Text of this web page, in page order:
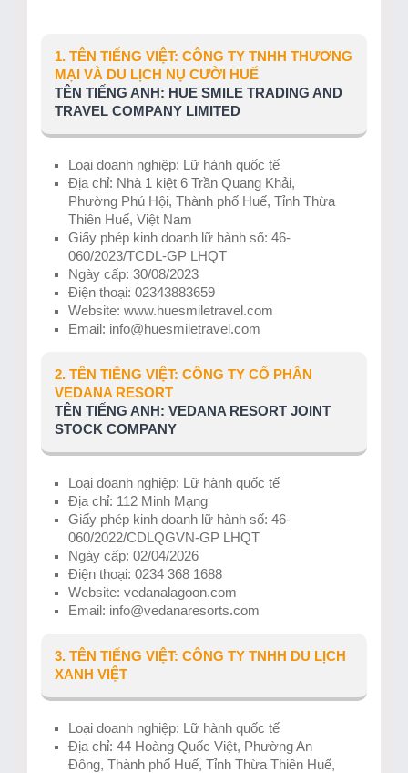
1. TÊN TIẾNG VIỆT: CÔNG TY TNHH THƯƠNG
MẠI VÀ DU LỊCH NỤ CƯỜI HUẾ
TÊN TIẾNG ANH: HUE SMILE TRADING AND
TRAVEL COMPANY LIMITED
Loại doanh nghiệp: Lữ hành quốc tế
Địa chỉ: Nhà 1 kiệt 6 Trần Quang Khải,
Phường Phú Hội, Thành phố Huế, Tỉnh Thừa
Thiên Huế, Việt Nam
Giấy phép kinh doanh lữ hành số: 46-
060/2023/TCDL-GP LHQT
Ngày cấp: 30/08/2023
Điện thoại: 02343883659
Website: www.huesmiletravel.com
Email: info@huesmiletravel.com
2. TÊN TIẾNG VIỆT: CÔNG TY CỔ PHẦN
VEDANA RESORT
TÊN TIẾNG ANH: VEDANA RESORT JOINT
STOCK COMPANY
Loại doanh nghiệp: Lữ hành quốc tế
Địa chỉ: 112 Minh Mạng
Giấy phép kinh doanh lữ hành số: 46-
060/2022/CDLQGVN-GP LHQT
Ngày cấp: 02/04/2026
Điện thoại: 0234 368 1688
Website: vedanalagoon.com
Email: info@vedanaresorts.com
3. TÊN TIẾNG VIỆT: CÔNG TY TNHH DU LỊCH
XANH VIỆT
Loại doanh nghiệp: Lữ hành quốc tế
Địa chỉ: 44 Hoàng Quốc Việt, Phường An
Đông, Thành phố Huế, Tỉnh Thừa Thiên Huế,